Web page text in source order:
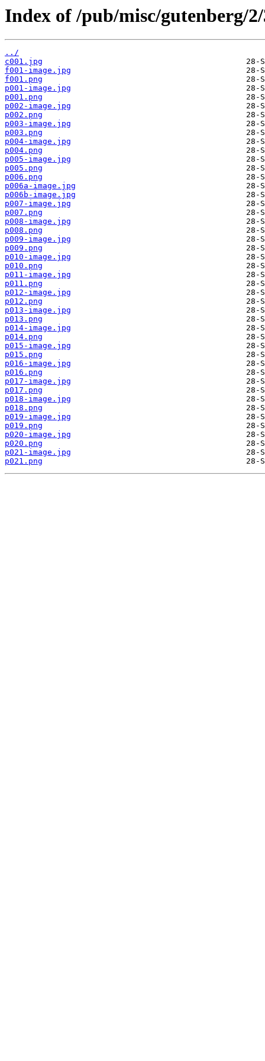
Index of /pub/misc/gutenberg/
../
c001.jpg
f001-image.jpg
f001.png
p001-image.jpg
p001.png
p002-image.jpg
p002.png
p003-image.jpg
p003.png
p004-image.jpg
p004.png
p005-image.jpg
p005.png
p006.png
p006a-image.jpg
p006b-image.jpg
p007-image.jpg
p007.png
p008-image.jpg
p008.png
p009-image.jpg
p009.png
p010-image.jpg
p010.png
p011-image.jpg
p011.png
p012-image.jpg
p012.png
p013-image.jpg
p013.png
p014-image.jpg
p014.png
p015-image.jpg
p015.png
p016-image.jpg
p016.png
p017-image.jpg
p017.png
p018-image.jpg
p018.png
p019-image.jpg
p019.png
p020-image.jpg
p020.png
p021-image.jpg
p021.png